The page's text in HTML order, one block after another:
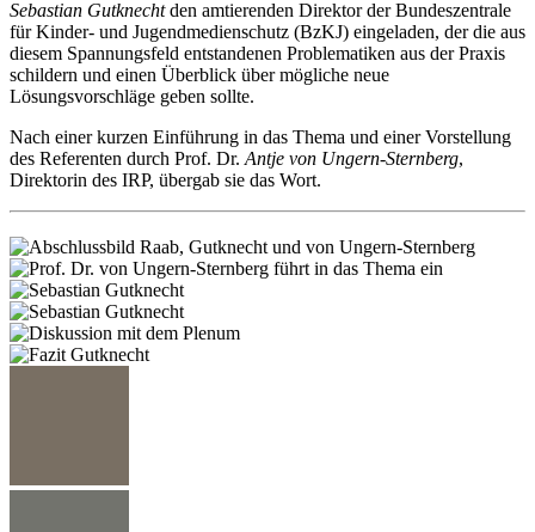
Sebastian Gutknechtden amtierenden Direktor der Bundeszentrale
für Kinder- und Jugendmedienschutz (BzKJ) eingeladen, der die aus
diesem Spannungsfeld entstandenen Problematiken aus der Praxis
schildern und einen Überblick über mögliche neue
Lösungsvorschläge geben sollte.
Nach einer kurzen Einführung in das Thema und einer Vorstellung
des Referenten durch Prof. Dr. Antje von Ungern-Sternberg,
Direktorin des IRP, übergab sie das Wort.